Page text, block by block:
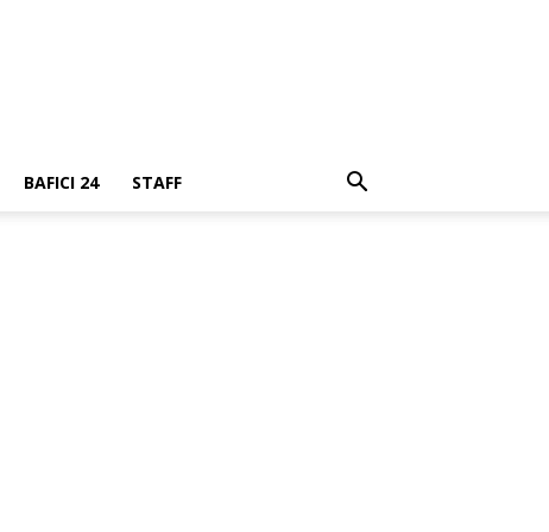
BAFICI 24 STAFF